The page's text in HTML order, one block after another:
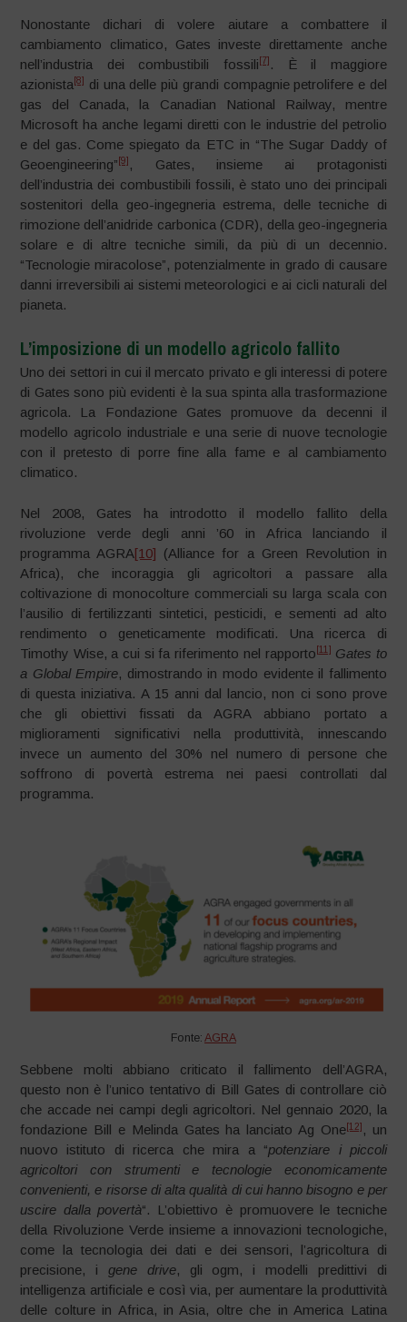
Nonostante dichari di volere aiutare a combattere il
cambiamento climatico, Gates investe direttamente anche
nell’industria dei combustibili fossili [7] . È il maggiore
azionista [8]
di una delle più grandi compagnie petrolifere e del
gas del Canada, la Canadian National Railway, mentre
Microsoft ha anche legami diretti con le industrie del petrolio
e del gas. Come spiegato da ETC in “The Sugar Daddy of
Geoengineering” [9] , Gates, insieme ai protagonisti
dell’industria dei combustibili fossili, è stato uno dei principali
sostenitori della geo-ingegneria estrema, delle tecniche di
rimozione dell’anidride carbonica (CDR), della geo-ingegneria
solare e di altre tecniche simili, da più di un decennio.
“Tecnologie miracolose”, potenzialmente in grado di causare
danni irreversibili ai sistemi meteorologici e ai cicli naturali del
pianeta.
L’imposizione di un modello agricolo fallito
Uno dei settori in cui il mercato privato e gli interessi di potere
di Gates sono più evidenti è la sua spinta alla trasformazione
agricola. La Fondazione Gates promuove da decenni il
modello agricolo industriale e una serie di nuove tecnologie
con il pretesto di porre fine alla fame e al cambiamento
climatico.
Nel 2008, Gates ha introdotto il modello fallito della
rivoluzione verde degli anni ’60 in Africa lanciando il
programma AGRA[10] (Alliance for a Green Revolution in
Africa), che incoraggia gli agricoltori a passare alla
coltivazione di monocolture commerciali su larga scala con
l’ausilio di fertilizzanti sintetici, pesticidi, e sementi ad alto
rendimento o geneticamente modificati. Una ricerca di
Timothy Wise, a cui si fa riferimento nel rapporto [11]
Gates to
a Global Empire, dimostrando in modo evidente il fallimento
di questa iniziativa. A 15 anni dal lancio, non ci sono prove
che gli obiettivi fissati da AGRA abbiano portato a
miglioramenti significativi nella produttività, innescando
invece un aumento del 30% nel numero di persone che
soffrono di povertà estrema nei paesi controllati dal
programma.
Fonte: AGRA
Sebbene molti abbiano criticato il fallimento dell’AGRA,
questo non è l’unico tentativo di Bill Gates di controllare ciò
che accade nei campi degli agricoltori. Nel gennaio 2020, la
fondazione Bill e Melinda Gates ha lanciato Ag One[12] , un
nuovo istituto di ricerca che mira a “potenziare i piccoli
agricoltori con strumenti e tecnologie economicamente
convenienti, e risorse di alta qualità di cui hanno bisogno e per
uscire dalla povertà“. L’obiettivo è promuovere le tecniche
della Rivoluzione Verde insieme a innovazioni tecnologiche,
come la tecnologia dei dati e dei sensori, l’agricoltura di
precisione, i gene drive, gli ogm, i modelli predittivi di
intelligenza artificiale e così via, per aumentare la produttività
delle colture in Africa, in Asia, oltre che in America Latina